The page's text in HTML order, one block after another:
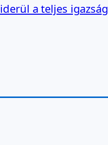
a teljes igazság